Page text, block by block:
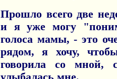
Прошло всего две
и я уже могу
голоса мамы, - это
рядом, я хочу,
говорила со мной,